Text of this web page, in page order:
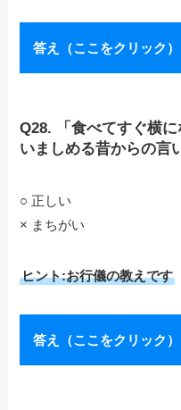
答え（ここをクリック）
Q28. 「食べてすぐ横
いましめる昔からの言
○ 正しい
× まちがい
ヒント:お行儀の教えです
答え（ここをクリック）